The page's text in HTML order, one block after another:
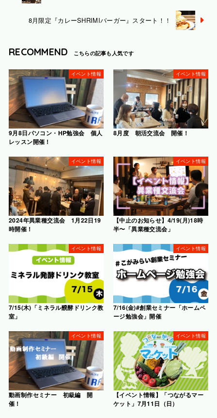
8月限定『カレーSHRIMIバーガー』スタート！！
RECOMMEND
イベント情報
9月8日パソコン・HP勉強会 個人
レッスン開催！
イベント情報
8月度 朝活交流会 開催！
イベント情報
2024年異業種交流会 1月22日19
時開催！
イベント情報
【中止のお知らせ】4/19(月)18時
半〜「異業種交流会」
イベント情報
7/15(木)「ミネラル醗酵ドリンク教
室」
イベント情報
7/16(金)#創業セミナー「ホームペ
ージ勉強会」開催
イベント情報
動画制作セミナー 初級編 開
催！
イベント情報
【イベント情報】「つながるマー
ケット」7月11日（日）